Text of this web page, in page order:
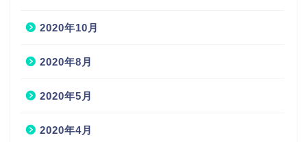
2020年10月
2020年8月
2020年5月
2020年4月